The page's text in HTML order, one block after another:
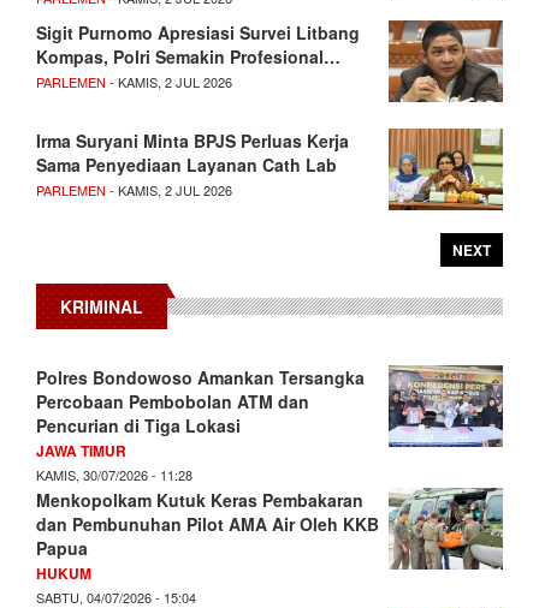
Sigit Purnomo Apresiasi Survei Litbang
Kompas, Polri Semakin Profesional…
PARLEMEN - KAMIS, 2 JUL 2026
Irma Suryani Minta BPJS Perluas Kerja
Sama Penyediaan Layanan Cath Lab
PARLEMEN - KAMIS, 2 JUL 2026
NEXT
KRIMINAL
Polres Bondowoso Amankan Tersangka
Percobaan Pembobolan ATM dan
Pencurian di Tiga Lokasi
JAWA TIMUR
KAMIS, 30/07/2026 - 11:28
Menkopolkam Kutuk Keras Pembakaran
dan Pembunuhan Pilot AMA Air Oleh KKB
Papua
HUKUM
SABTU, 04/07/2026 - 15:04